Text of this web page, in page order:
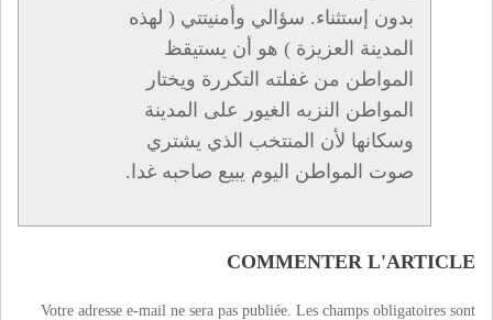
بدون إستثناء. سؤالي وأمنيتتي ( لهذه
المدينة العزيزة ) هو أن يستيقظ
المواطن من غفلته التكررة ويختار
المواطن النزيه الغيور على المدينة
وسكانها لأن المنتخب الذي يشتري
صوت المواطن اليوم يبيع صاحبه غدا.
COMMENTER L'ARTICLE
Votre adresse e-mail ne sera pas publiée. Les champs obligatoires sont